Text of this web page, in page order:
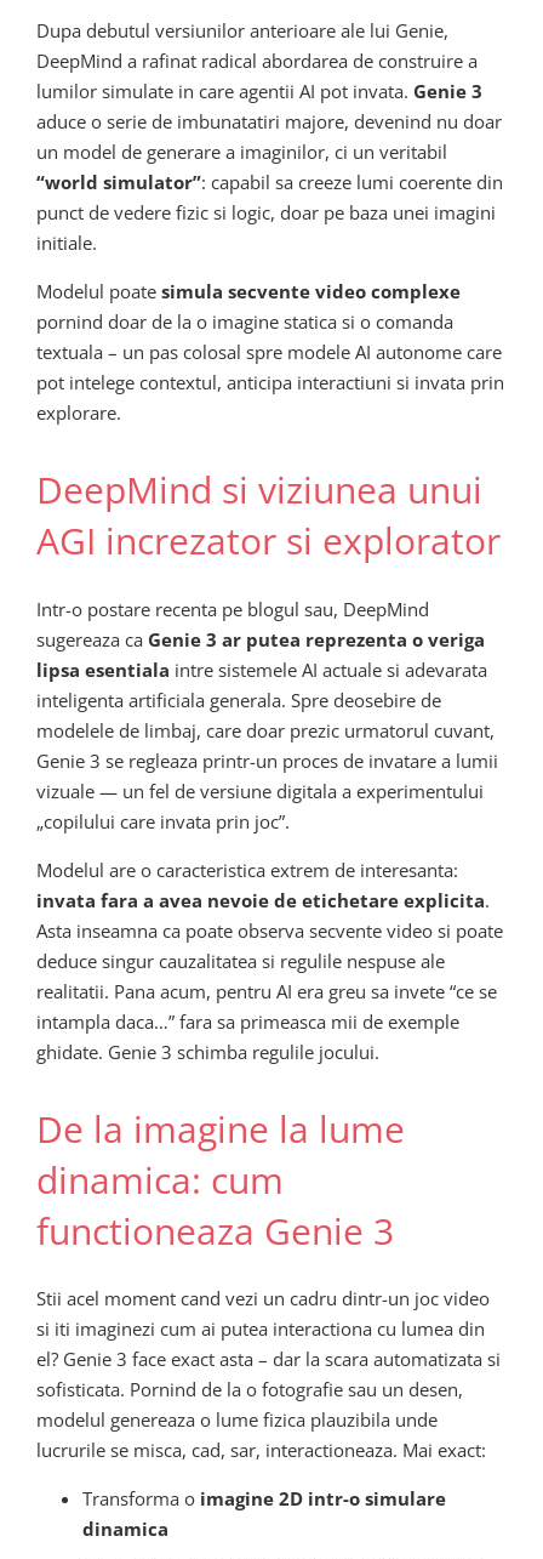
Dupa debutul versiunilor anterioare ale lui Genie,
DeepMind a rafinat radical abordarea de construire a
lumilor simulate in care agentii AI pot invata. Genie 3
aduce o serie de imbunatatiri majore, devenind nu doar
un model de generare a imaginilor, ci un veritabil
“world simulator”: capabil sa creeze lumi coerente din
punct de vedere fizic si logic, doar pe baza unei imagini
initiale.
Modelul poate simula secvente video complexe
pornind doar de la o imagine statica si o comanda
textuala – un pas colosal spre modele AI autonome care
pot intelege contextul, anticipa interactiuni si invata prin
explorare.
DeepMind si viziunea unui
AGI increzator si explorator
Intr-o postare recenta pe blogul sau, DeepMind
sugereaza ca Genie 3 ar putea reprezenta o veriga
lipsa esentiala intre sistemele AI actuale si adevarata
inteligenta artificiala generala. Spre deosebire de
modelele de limbaj, care doar prezic urmatorul cuvant,
Genie 3 se regleaza printr-un proces de invatare a lumii
vizuale — un fel de versiune digitala a experimentului
„copilului care invata prin joc”.
Modelul are o caracteristica extrem de interesanta:
invata fara a avea nevoie de etichetare explicita.
Asta inseamna ca poate observa secvente video si poate
deduce singur cauzalitatea si regulile nespuse ale
realitatii. Pana acum, pentru AI era greu sa invete “ce se
intampla daca…” fara sa primeasca mii de exemple
ghidate. Genie 3 schimba regulile jocului.
De la imagine la lume
dinamica: cum
functioneaza Genie 3
Stii acel moment cand vezi un cadru dintr-un joc video
si iti imaginezi cum ai putea interactiona cu lumea din
el? Genie 3 face exact asta – dar la scara automatizata si
sofisticata. Pornind de la o fotografie sau un desen,
modelul genereaza o lume fizica plauzibila unde
lucrurile se misca, cad, sar, interactioneaza. Mai exact:
Transforma o imagine 2D intr-o simulare
dinamica